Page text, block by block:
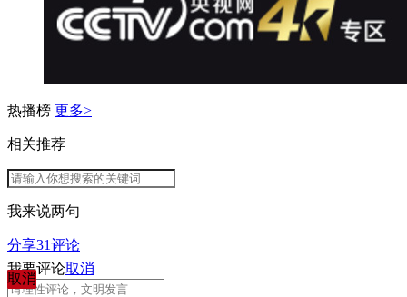
热播榜 更多>
相关推荐
我来说两句
分享31评论
取消
我要评论取消